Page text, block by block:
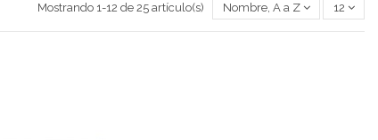
Mostrando 1-12 de 25 artículo(s) Nombre, A a Z 12